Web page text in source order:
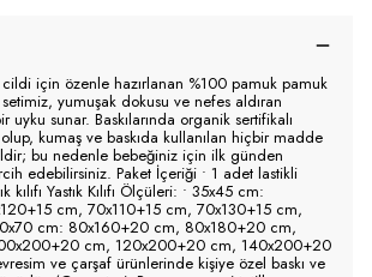
için özenle hazırlanan %100 pamuk pamuk
yumuşak dokusu ve nefes aldıran
uyku sunar. Baskılarında organik sertifikalı
kumaş ve baskıda kullanılan hiçbir madde
bu nedenle bebeğiniz için ilk günden
edebilirsiniz. Paket İçeriği • 1 adet lastikli
kılıfı Yastık Kılıfı Ölçüleri: • 35x45 cm:
cm, 70x110+15 cm, 70x130+15 cm,
cm: 80x160+20 cm, 80x180+20 cm,
cm, 120x200+20 cm, 140x200+20
ve çarşaf ürünlerinde kişiye özel baskı ve